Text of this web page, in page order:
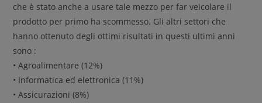
che è stato anche a usare tale mezzo per far veicolare il
prodotto per primo ha scommesso. Gli altri settori che
hanno ottenuto degli ottimi risultati in questi ultimi anni
sono :
• Agroalimentare (12%)
• Informatica ed elettronica (11%)
• Assicurazioni (8%)